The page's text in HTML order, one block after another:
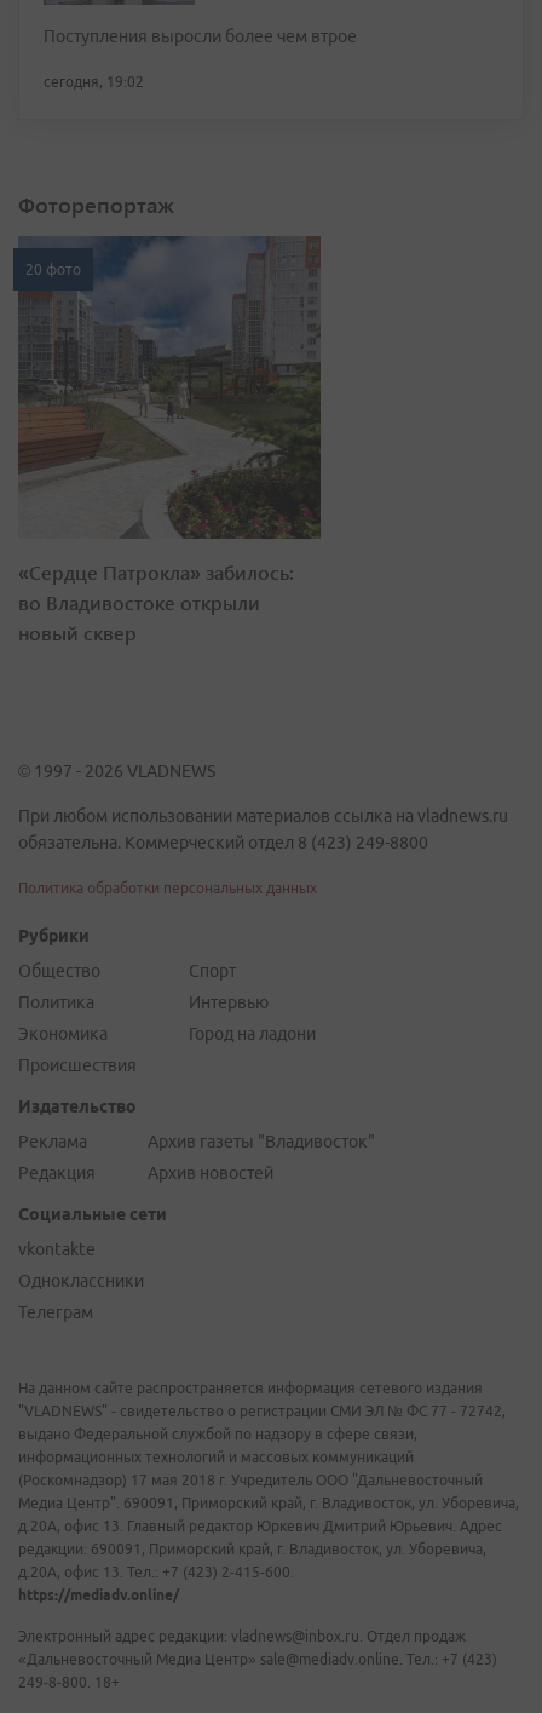
Поступления выросли более чем втрое
сегодня, 19:02
Фоторепортаж
20 фото
«Сердце Патрокла» забилось:
во Владивостоке открыли
новый сквер
© 1997 - 2026 VLADNEWS
При любом использовании материалов ссылка на vladnews.ru
обязательна. Коммерческий отдел 8 (423) 249-8800
Политика обработки персональных данных
Рубрики
Общество
Политика
Экономика
Происшествия
Спорт
Интервью
Город на ладони
Издательство
Реклама
Редакция
Архив газеты "Владивосток"
Архив новостей
Социальные сети
vkontakte
Одноклассники
Телеграм
На данном сайте распространяется информация сетевого издания
"VLADNEWS" - свидетельство о регистрации СМИ ЭЛ № ФС 77 - 72742,
выдано Федеральной службой по надзору в сфере связи,
информационных технологий и массовых коммуникаций
(Роскомнадзор) 17 мая 2018 г. Учредитель ООО "Дальневосточный
Медиа Центр". 690091, Приморский край, г. Владивосток, ул. Уборевича,
д.20А, офис 13. Главный редактор Юркевич Дмитрий Юрьевич. Адрес
редакции: 690091, Приморский край, г. Владивосток, ул. Уборевича,
д.20А, офис 13. Тел.: +7 (423) 2-415-600.
https://mediadv.online/
Электронный адрес редакции: vladnews@inbox.ru. Отдел продаж
«Дальневосточный Медиа Центр» sale@mediadv.online. Тел.: +7 (423)
249-8-800. 18+